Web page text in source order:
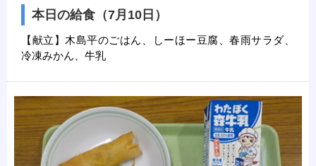
本日の給食（7月10日）
【献立】木島平のごはん、しーほー豆腐、春雨サラダ、
冷凍みかん、牛乳